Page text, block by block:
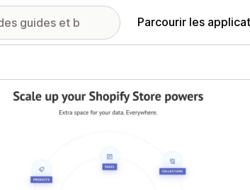
Parcourir les